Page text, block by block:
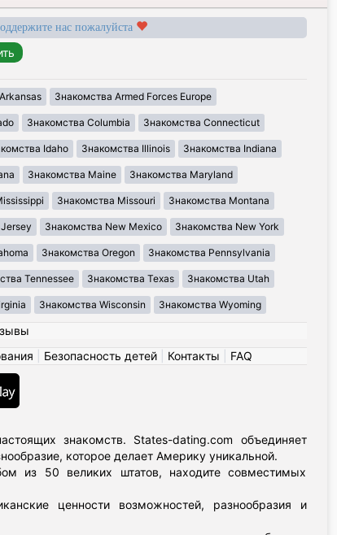
нас пожалуйста
Знакомства Armed Forces Europe
Знакомства Columbia Знакомства Connecticut
Idaho Знакомства Illinois Знакомства Indiana
Знакомства Maine Знакомства Maryland
Знакомства Missouri Знакомства Montana
Знакомства New Mexico Знакомства New York
Знакомства Oregon Знакомства Pennsylvania
Tennessee Знакомства Texas Знакомства Utah
Знакомства Wisconsin Знакомства Wyoming
Безопасность детей Контакты FAQ
знакомств. States-dating.com объединяет
которое делает Америку уникальной.
из 50 великих штатов, находите совместимых
ценности возможностей, разнообразия и